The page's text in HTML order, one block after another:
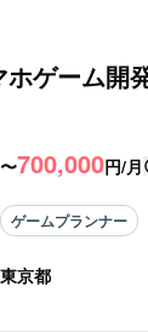
ホゲーム開
〜700,000円/月
ゲームプランナー
東京都